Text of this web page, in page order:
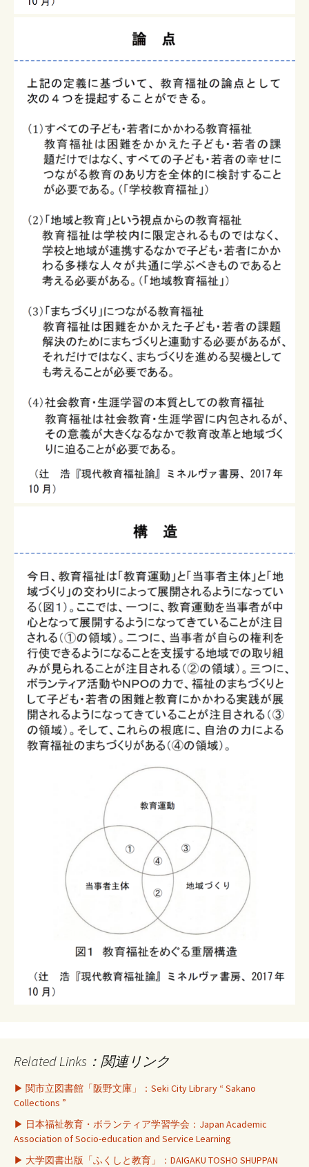
Related Links：関連リンク
▶ 関市立図書館「阪野文庫」：Seki City Library “ Sakano
Collections ”
▶ 日本福祉教育・ボランティア学習学会：Japan Academic
Association of Socio-education and Service Learning
▶ 大学図書出版「ふくしと教育」：DAIGAKU TOSHO SHUPPAN